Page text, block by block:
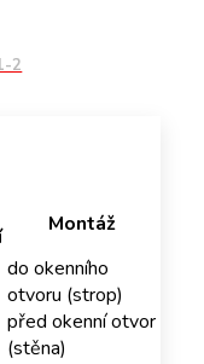
2
Montáž
do okenního
otvoru (strop)
před okenní otvor
(stěna)